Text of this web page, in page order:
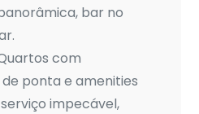
bar no
com
ponta e amenities
impecável,